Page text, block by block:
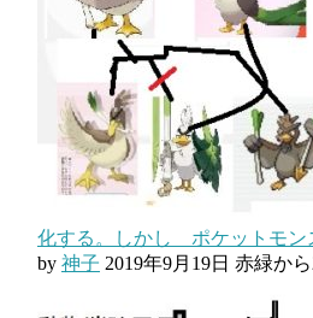
化する。しかし ポケットモン
by 神子 2019年9月19日 赤緑か